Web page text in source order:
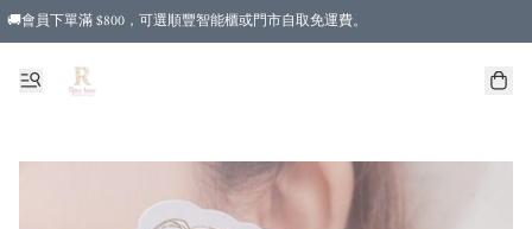
🚚會員下單滿 $800，可選順豐智能櫃或門市自取免運費。